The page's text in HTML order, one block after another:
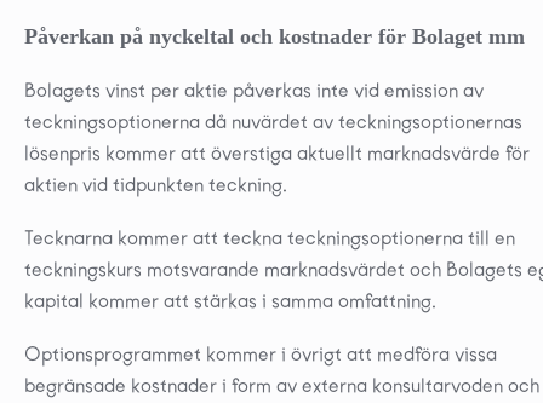
Påverkan på nyckeltal och kostnader för Bolaget mm
Bolagets vinst per aktie påverkas inte vid emission av
teckningsoptionerna då nuvärdet av teckningsoptionernas
lösenpris kommer att överstiga aktuellt marknadsvärde för
aktien vid tidpunkten teckning.
Tecknarna kommer att teckna teckningsoptionerna till en
teckningskurs motsvarande marknadsvärdet och Bolagets
kapital kommer att stärkas i samma omfattning.
Optionsprogrammet kommer i övrigt att medföra vissa
begränsade kostnader i form av externa konsultarvoden och